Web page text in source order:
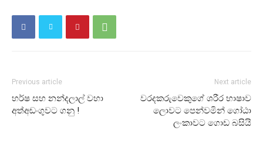
Previous article
හර්ෂ සහ නන්දලාල් වහා
අත්අඩංගුවට ගනු !
Next article
වරදකරුවෙකුගේ ශරීර භාෂාව
ලොවට පෙන්වමින් ගෝඨා
ලංකාවට ගොඩ බසියි